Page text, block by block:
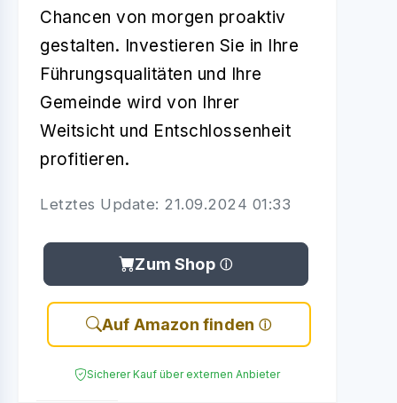
Chancen von morgen proaktiv
gestalten. Investieren Sie in Ihre
Führungsqualitäten und Ihre
Gemeinde wird von Ihrer
Weitsicht und Entschlossenheit
profitieren.
Letztes Update: 21.09.2024 01:33
Zum Shop
Auf Amazon finden
Sicherer Kauf über externen Anbieter